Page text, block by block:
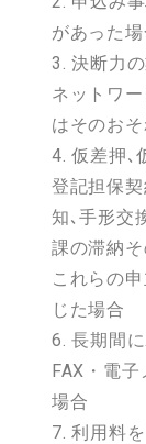
があった場
3. 決断力
ネットワ
はそのお
4. 仮差押､
登記担保
知､手形交
課の滞納
これらの
じた場合
6. 長期間
FAX・電
場合
7. 利用料